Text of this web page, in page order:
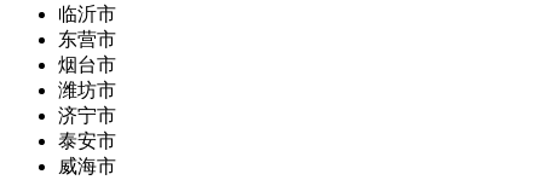
临沂市
东营市
烟台市
潍坊市
济宁市
泰安市
威海市